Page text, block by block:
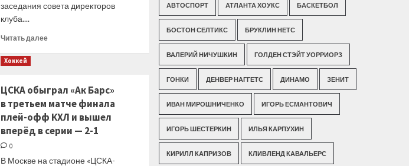
заседания совета директоров
клуба....
Читать далееПрочитать
«Трактора»
признал
неудовлетворительным
выступление
команды
Хоккей
ЦСКА обыграл «Ак Барс»
в третьем матче финала
плей-офф КХЛ и вышел
вперёд в серии — 2-1
0
В Москве на стадионе «ЦСКА-
АВТОСПОРТ АТЛАНТА ХОУКС БАСКЕТБОЛ
БОСТОН СЕЛТИКС БРУКЛИН НЕТС
ВАЛЕРИЙ НИЧУШКИН ГОЛДЕН СТЭЙТ УОРРИОРЗ
ГОНКИ ДЕНВЕР НАГГЕТС ДИНАМО ЗЕНИТ
ИВАН МИРОШНИЧЕНКО ИГОРЬ ЕСМАНТОВИЧ
ИГОРЬ ШЕСТЕРКИН ИЛЬЯ КАРПУХИН
КИРИЛЛ КАПРИЗОВ КЛИВЛЕНД КАВАЛЬЕРС